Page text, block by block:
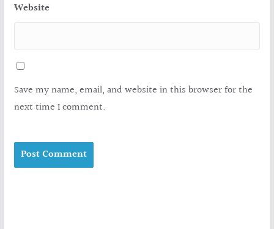
Website
Save my name, email, and website in this browser for the
next time I comment.